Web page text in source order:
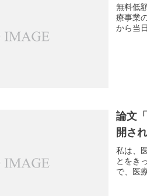
無料低
療事業
から当
論文
開さ
私は、
とをき
で、医